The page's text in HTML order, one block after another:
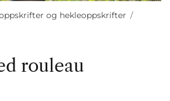
og hekleoppskrifter /
rouleau